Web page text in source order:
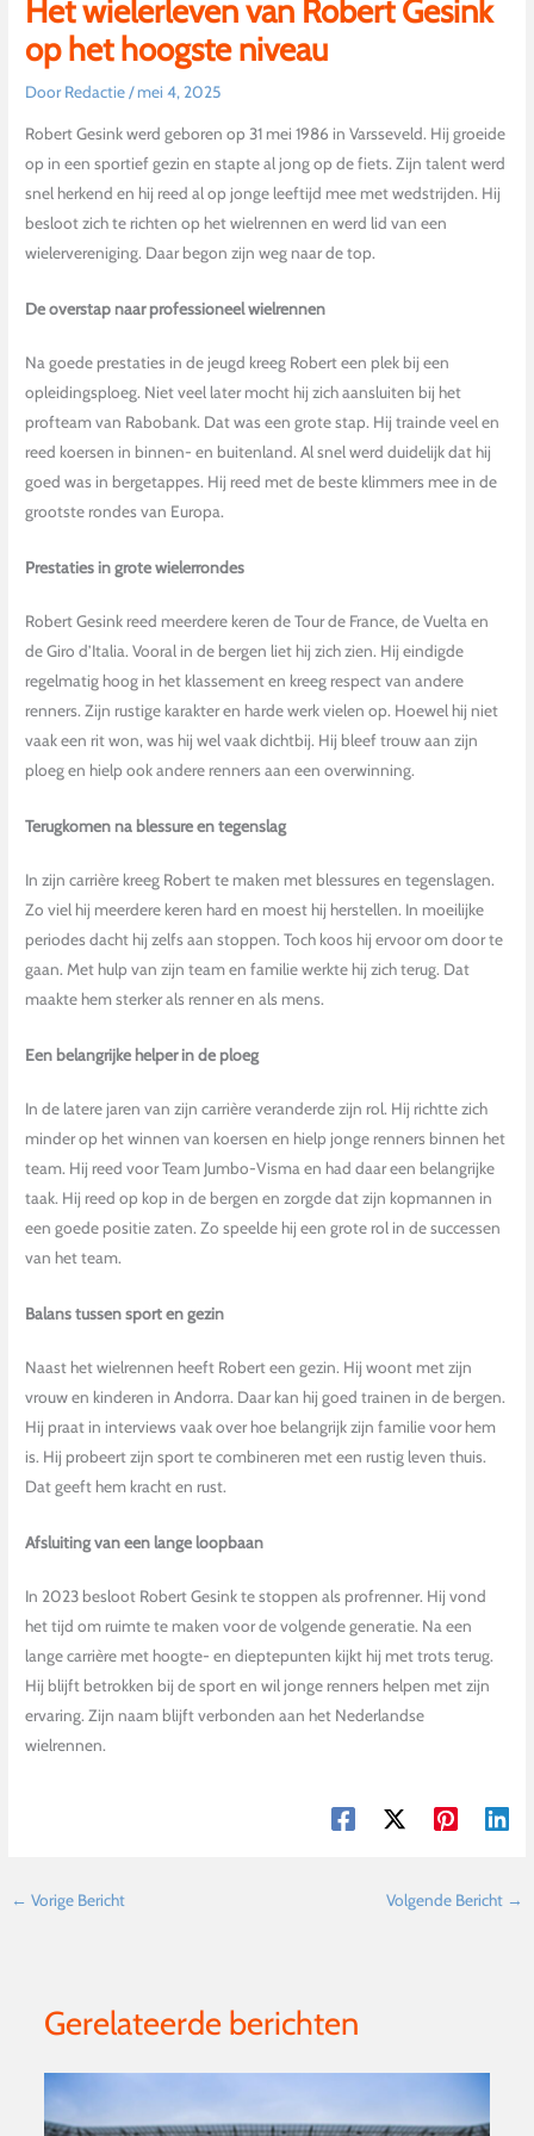
Het wielerleven van Robert Gesink
op het hoogste niveau
DoorRedactie/mei 4, 2025
Robert Gesink werd geboren op 31 mei 1986 in Varsseveld. Hij groeide
op in een sportief gezin en stapte al jong op de fiets. Zijn talent werd
snel herkend en hij reed al op jonge leeftijd mee met wedstrijden. Hij
besloot zich te richten op het wielrennen en werd lid van een
wielervereniging. Daar begon zijn weg naar de top.
De overstap naar professioneel wielrennen
Na goede prestaties in de jeugd kreeg Robert een plek bij een
opleidingsploeg. Niet veel later mocht hij zich aansluiten bij het
profteam van Rabobank. Dat was een grote stap. Hij trainde veel en
reed koersen in binnen- en buitenland. Al snel werd duidelijk dat hij
goed was in bergetappes. Hij reed met de beste klimmers mee in de
grootste rondes van Europa.
Prestaties in grote wielerrondes
Robert Gesink reed meerdere keren de Tour de France, de Vuelta en
de Giro d’Italia. Vooral in de bergen liet hij zich zien. Hij eindigde
regelmatig hoog in het klassement en kreeg respect van andere
renners. Zijn rustige karakter en harde werk vielen op. Hoewel hij niet
vaak een rit won, was hij wel vaak dichtbij. Hij bleef trouw aan zijn
ploeg en hielp ook andere renners aan een overwinning.
Terugkomen na blessure en tegenslag
In zijn carrière kreeg Robert te maken met blessures en tegenslagen.
Zo viel hij meerdere keren hard en moest hij herstellen. In moeilijke
periodes dacht hij zelfs aan stoppen. Toch koos hij ervoor om door te
gaan. Met hulp van zijn team en familie werkte hij zich terug. Dat
maakte hem sterker als renner en als mens.
Een belangrijke helper in de ploeg
In de latere jaren van zijn carrière veranderde zijn rol. Hij richtte zich
minder op het winnen van koersen en hielp jonge renners binnen het
team. Hij reed voor Team Jumbo-Visma en had daar een belangrijke
taak. Hij reed op kop in de bergen en zorgde dat zijn kopmannen in
een goede positie zaten. Zo speelde hij een grote rol in de successen
van het team.
Balans tussen sport en gezin
Naast het wielrennen heeft Robert een gezin. Hij woont met zijn
vrouw en kinderen in Andorra. Daar kan hij goed trainen in de bergen.
Hij praat in interviews vaak over hoe belangrijk zijn familie voor hem
is. Hij probeert zijn sport te combineren met een rustig leven thuis.
Dat geeft hem kracht en rust.
Afsluiting van een lange loopbaan
In 2023 besloot Robert Gesink te stoppen als profrenner. Hij vond
het tijd om ruimte te maken voor de volgende generatie. Na een
lange carrière met hoogte- en dieptepunten kijkt hij met trots terug.
Hij blijft betrokken bij de sport en wil jonge renners helpen met zijn
ervaring. Zijn naam blijft verbonden aan het Nederlandse
wielrennen.
← Vorige Bericht Volgende Bericht →
Gerelateerde berichten